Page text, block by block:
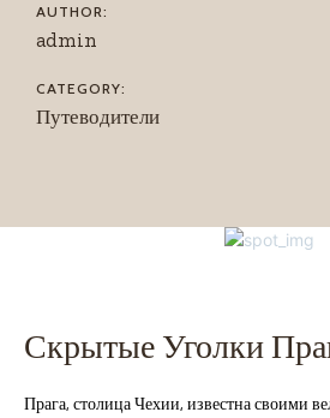
AUTHOR:
admin
CATEGORY:
Путеводители
Скрытые Уголки
Прага, столица Чехии, известна своими